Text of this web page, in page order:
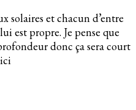
solaires et chacun d’entre
est propre. Je pense que
donc ça sera court